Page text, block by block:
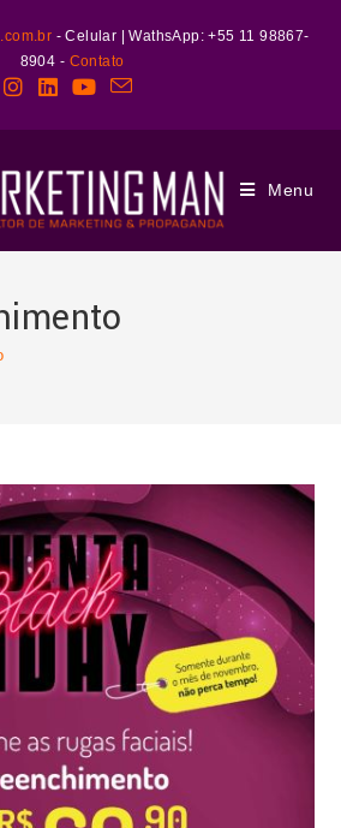
- Celular | WathsApp: +55 11 98867-
8904 - Contato
Menu